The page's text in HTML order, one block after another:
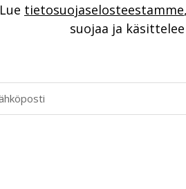
Lue tietosuojaselosteestamme
suojaa ja